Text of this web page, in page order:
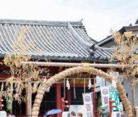
황은 승부운이나 출세운 등의 복을 준
오카 하치만구에서는 토리이 앞에서
것이 참배 예절입니다. 경내에 들어가
야）의 물로 손과 입을 깨끗이 합시다.
의 물장소는 황금의 봉황이 참배객을 지
국의 신화에 등장하는 전설의 생물입
나오는 물로 몸을 깨끗이 하면 더욱 감사
을 깨끗이 한 후에는 본전으로 향합시다.
로 연결된 구조로 되어 있으며, 선명한
미오카…